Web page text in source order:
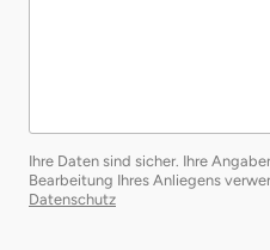
Ihre Daten sind sicher. Ihre
Bearbeitung Ihres Anliegens
Datenschutzöffnet in neuem Fenster